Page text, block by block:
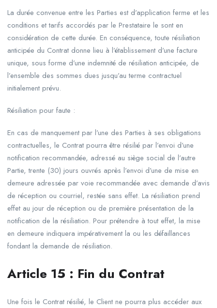
La durée convenue entre les Parties est d’application ferme et les
conditions et tarifs accordés par le Prestataire le sont en
considération de cette durée. En conséquence, toute résiliation
anticipée du Contrat donne lieu à l’établissement d’une facture
unique, sous forme d’une indemnité de résiliation anticipée, de
l’ensemble des sommes dues jusqu’au terme contractuel
initialement prévu.
Résiliation pour faute :
En cas de manquement par l’une des Parties à ses obligations
contractuelles, le Contrat pourra être résilié par l’envoi d’une
notification recommandée, adressé au siège social de l’autre
Partie, trente (30) jours ouvrés après l’envoi d’une de mise en
demeure adressée par voie recommandée avec demande d’avis
de réception ou courriel, restée sans effet. La résiliation prend
effet au jour de réception ou de première présentation de la
notification de la résiliation. Pour prétendre à tout effet, la mise
en demeure indiquera impérativement la ou les défaillances
fondant la demande de résiliation.
Article 15 : Fin du Contrat
Une fois le Contrat résilié, le Client ne pourra plus accéder aux